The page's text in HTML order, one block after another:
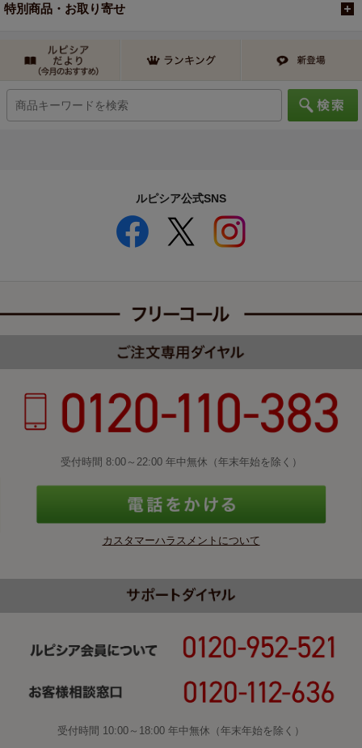
特別商品・お取り寄せ
ルピシア公式SNS
受付時間 8:00～22:00 年中無休（年末年始を除く）
カスタマーハラスメントについて
受付時間 10:00～18:00 年中無休（年末年始を除く）